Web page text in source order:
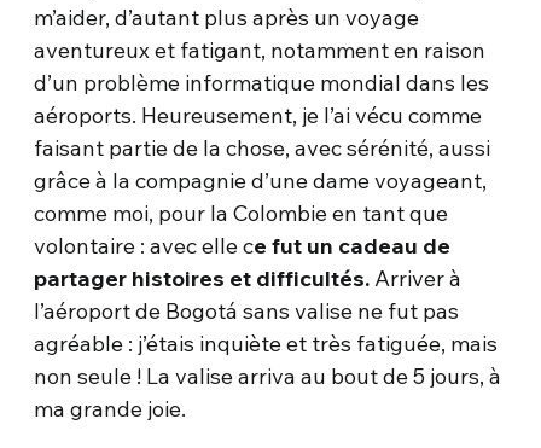
m’aider, d’autant plus après un voyage
aventureux et fatigant, notamment en raison
d’un problème informatique mondial dans les
aéroports. Heureusement, je l’ai vécu comme
faisant partie de la chose, avec sérénité, aussi
grâce à la compagnie d’une dame voyageant,
comme moi, pour la Colombie en tant que
volontaire : avec elle ce fut un cadeau de
partager histoires et difficultés. Arriver à
l’aéroport de Bogotá sans valise ne fut pas
agréable : j’étais inquiète et très fatiguée, mais
non seule ! La valise arriva au bout de 5 jours, à
ma grande joie.